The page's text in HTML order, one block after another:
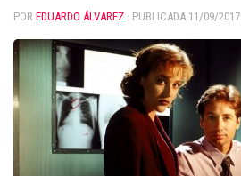
POR EDUARDO ÁLVAREZ · PUBLICADA 11/09/2017